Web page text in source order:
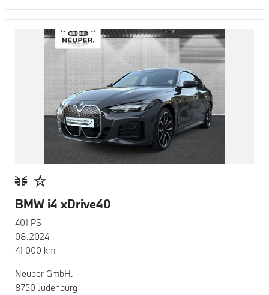
BMW i4 xDrive40
401 PS
08.2024
41 000 km
Neuper GmbH.
8750 Judenburg